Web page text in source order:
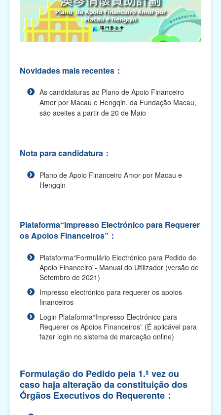
Plano de Apoio Financeiro para Oferta de Cabazes,
2027
Plano de Apoio Financeiro para Despesas de
Funcionamento de Associações, 2027
Plano de Apoio Financeiro para Projectos
Académicos, 2027
Plano de Apoio Financeiro para Intercâmbios, 2027
Plano de Apoio Financeiro para Actividades
(O prazo de apresentação das candidaturas
Plano de Apoio Financeiro para Oferta de Cabazes,
Plano de Apoio Financeiro para Despesas de
Funcionamento de Associações, 2026 (O prazo de
apresentaç...
Plano de Apoio Financeiro para Projectos
Académicos, 2026 (O prazo de apresentação das
candidaturas ...
Plano de Apoio Financeiro para Actividades
Comunitárias, 2026 (O prazo de apresentação das
candidatu...
Plano Integrado de Apoio Financeiro para 2026 (O
Planos de Apoio Financeiro para 2025 (O prazo de
apresentação das candidaturas terminou)
Plano de Apoio Financeiro para Intercâmbios,
Novidades mais recentes：
As candidaturas ao Plano de Apoio Financeiro
Amor por Macau e Hengqin, da Fundação Macau,
são aceites a partir de 20 de Maio
Nota para candidatura：
Plano de Apoio Financeiro Amor por Macau e
Hengqin
Plataforma“Impresso Electrónico para Requerer
os Apoios Financeiros”：
Plataforma“Formulário Electrónico para Pedido de
Apoio Financeiro”- Manual do Utilizador (versão de
Setembro de 2021)
Impresso electrónico para requerer os apoios
financeiros
Login Plataforma“Impresso Electrónico para
Requerer os Apoios Financeiros” (É aplicável para
fazer login no sistema de marcação online)
Formulação do Pedido pela 1.ª vez ou
caso haja alteração da constituição dos
Órgãos Executivos do Requerente：